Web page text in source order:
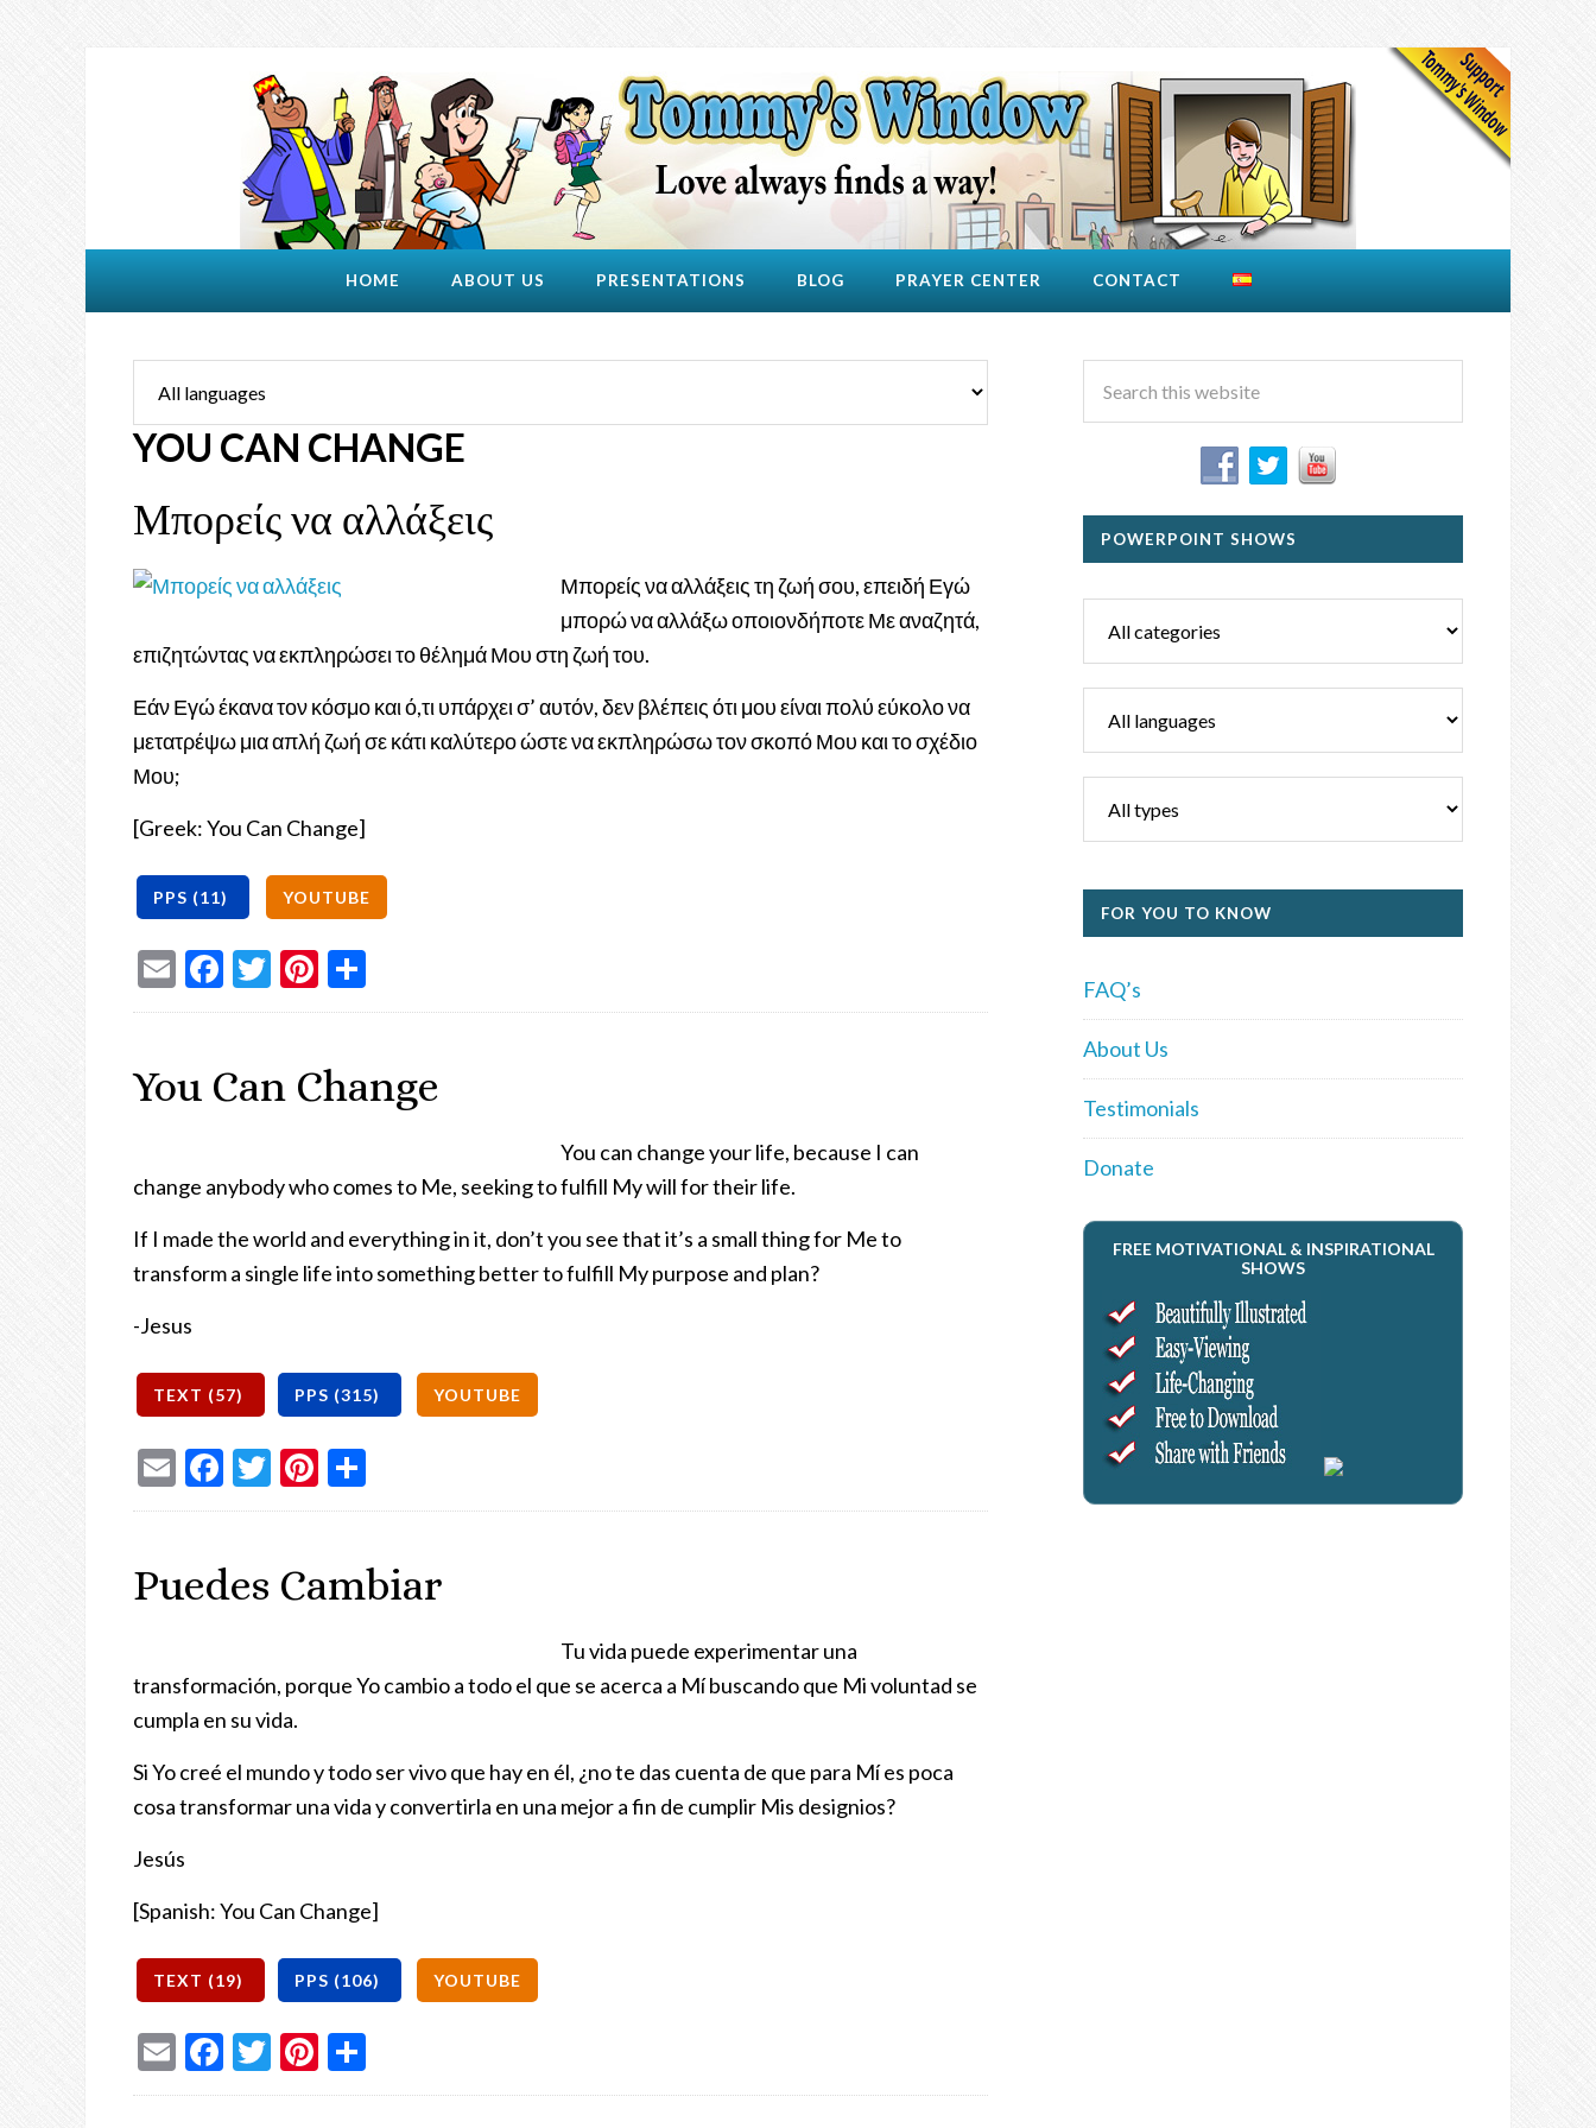
HOME ABOUT US PRESENTATIONS BLOG PRAYER CENTER CONTACT
YOU CAN CHANGE
Μπορείς να αλλάξεις
Μπορείς να αλλάξεις τη ζωή σου, επειδή Εγώ
μπορώ να αλλάξω οποιονδήποτε Με αναζητά,
επιζητώντας να εκπληρώσει το θέλημά Μου στη ζωή του.
Εάν Εγώ έκανα τον κόσμο και ό,τι υπάρχει σ’ αυτόν, δεν βλέπεις ότι μου είναι πολύ εύκολο να
μετατρέψω μια απλή ζωή σε κάτι καλύτερο ώστε να εκπληρώσω τον σκοπό Μου και το σχέδιο
Μου;
[Greek: You Can Change]
EmailFacebook
TwitterPinterest
You Can Change
You can change your life, because I can
change anybody who comes to Me, seeking to fulfill My will for their life.
If I made the world and everything in it, don’t you see that it’s a small thing for Me to
transform a single life into something better to fulfill My purpose and plan?
-Jesus
EmailFacebook
TwitterPinterest
Puedes Cambiar
Tu vida puede experimentar una
transformación, porque Yo cambio a todo el que se acerca a Mí buscando que Mi voluntad se
cumpla en su vida.
Si Yo creé el mundo y todo ser vivo que hay en él, ¿no te das cuenta de que para Mí es poca
cosa transformar una vida y convertirla en una mejor a fin de cumplir Mis designios?
Jesús
[Spanish: You Can Change]
EmailFacebook
TwitterPinterest
POWERPOINT SHOWS
FOR YOU TO KNOW
FAQ’s
About Us
Testimonials
Donate
FREE MOTIVATIONAL & INSPIRATIONAL
SHOWS